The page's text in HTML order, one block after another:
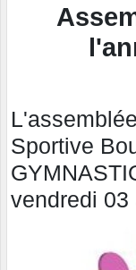
Sportive
vendredi 03